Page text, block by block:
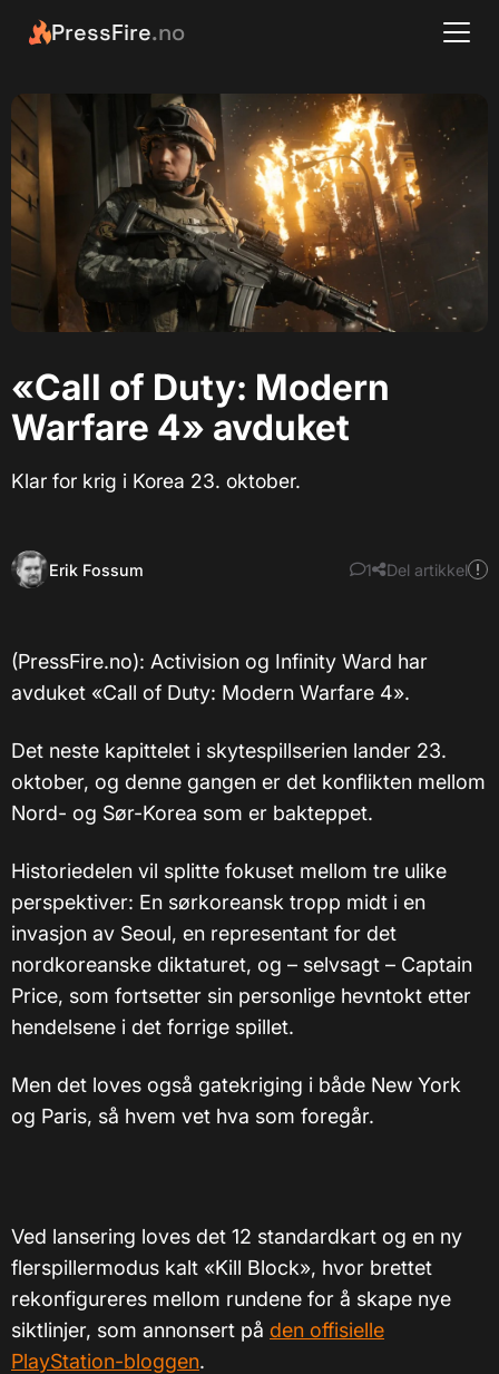
PressFire.no
«Call of Duty: Modern
Warfare 4» avduket
Klar for krig i Korea 23. oktober.
Erik Fossum 1 Del artikkel
(PressFire.no): Activision og Infinity Ward har
avduket «Call of Duty: Modern Warfare 4».
Det neste kapittelet i skytespillserien lander 23.
oktober, og denne gangen er det konflikten mellom
Nord- og Sør-Korea som er bakteppet.
Historiedelen vil splitte fokuset mellom tre ulike
perspektiver: En sørkoreansk tropp midt i en
invasjon av Seoul, en representant for det
nordkoreanske diktaturet, og – selvsagt – Captain
Price, som fortsetter sin personlige hevntokt etter
hendelsene i det forrige spillet.
Men det loves også gatekriging i både New York
og Paris, så hvem vet hva som foregår.
Ved lansering loves det 12 standardkart og en ny
flerspillermodus kalt «Kill Block», hvor brettet
rekonfigureres mellom rundene for å skape nye
siktlinjer, som annonsert på den offisielle
PlayStation-bloggen.